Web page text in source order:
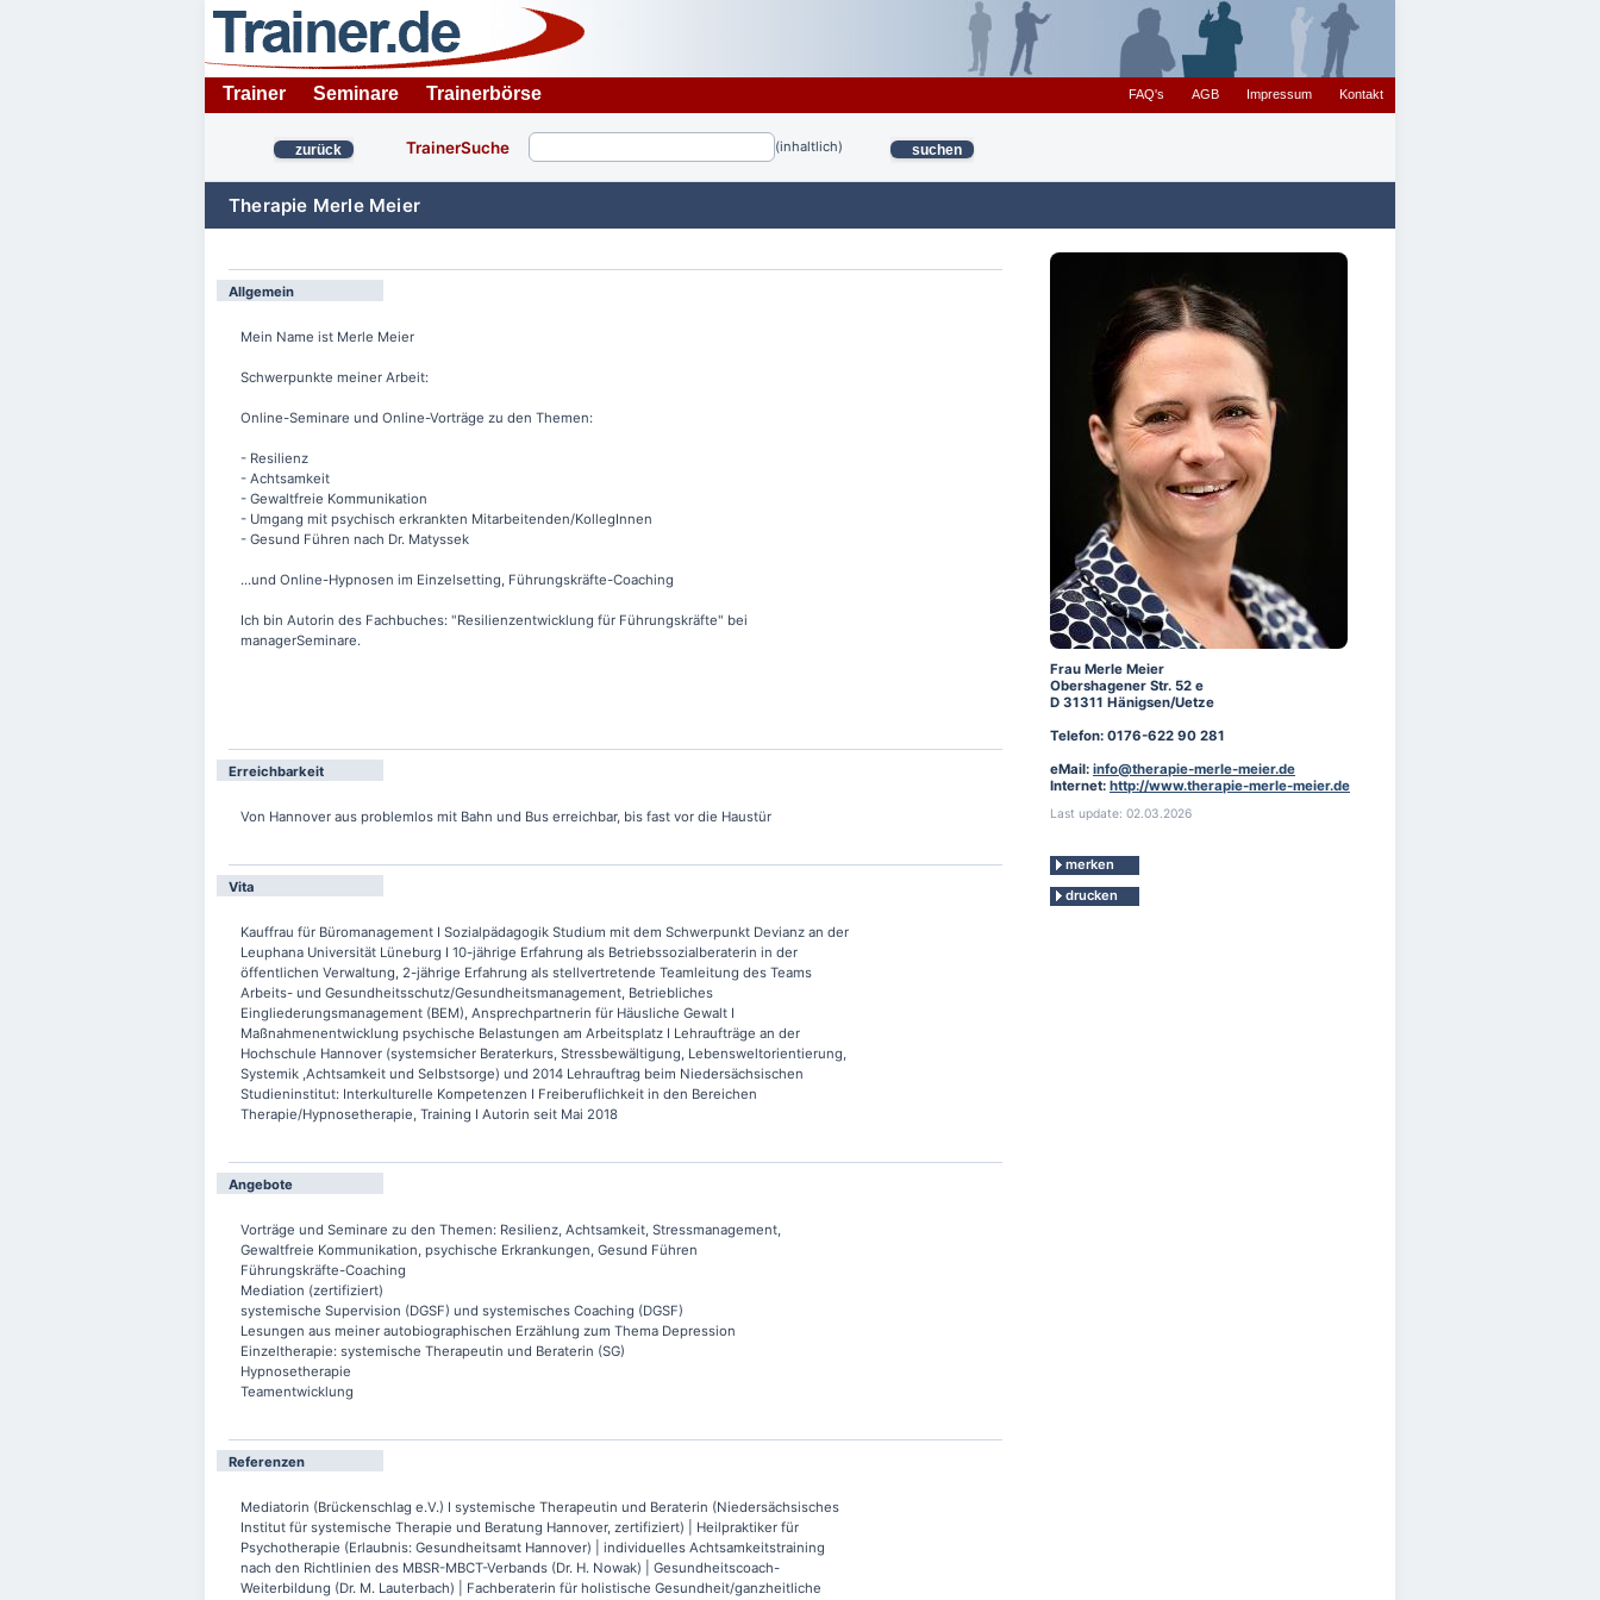
Trainer Seminare Trainerbörse FAQ's AGB Impressum Kontakt
zurück TrainerSuche (inhaltlich) suchen
Therapie Merle Meier
Allgemein
Mein Name ist Merle Meier
Schwerpunkte meiner Arbeit:
Online-Seminare und Online-Vorträge zu den Themen:
- Resilienz
- Achtsamkeit
- Gewaltfreie Kommunikation
- Umgang mit psychisch erkrankten Mitarbeitenden/KollegInnen
- Gesund Führen nach Dr. Matyssek
...und Online-Hypnosen im Einzelsetting, Führungskräfte-Coaching
Ich bin Autorin des Fachbuches: "Resilienzentwicklung für Führungskräfte" bei
managerSeminare.
Erreichbarkeit
Von Hannover aus problemlos mit Bahn und Bus erreichbar, bis fast vor die Haustür
Vita
Kauffrau für Büromanagement I Sozialpädagogik Studium mit dem Schwerpunkt Devianz an der
Leuphana Universität Lüneburg I 10-jährige Erfahrung als Betriebssozialberaterin in der
öffentlichen Verwaltung, 2-jährige Erfahrung als stellvertretende Teamleitung des Teams
Arbeits- und Gesundheitsschutz/Gesundheitsmanagement, Betriebliches
Eingliederungsmanagement (BEM), Ansprechpartnerin für Häusliche Gewalt I
Maßnahmenentwicklung psychische Belastungen am Arbeitsplatz I Lehraufträge an der
Hochschule Hannover (systemsicher Beraterkurs, Stressbewältigung, Lebensweltorientierung,
Systemik ,Achtsamkeit und Selbstsorge) und 2014 Lehrauftrag beim Niedersächsischen
Studieninstitut: Interkulturelle Kompetenzen I Freiberuflichkeit in den Bereichen
Therapie/Hypnosetherapie, Training I Autorin seit Mai 2018
Angebote
Vorträge und Seminare zu den Themen: Resilienz, Achtsamkeit, Stressmanagement,
Gewaltfreie Kommunikation, psychische Erkrankungen, Gesund Führen
Führungskräfte-Coaching
Mediation (zertifiziert)
systemische Supervision (DGSF) und systemisches Coaching (DGSF)
Lesungen aus meiner autobiographischen Erzählung zum Thema Depression
Einzeltherapie: systemische Therapeutin und Beraterin (SG)
Hypnosetherapie
Teamentwicklung
Referenzen
Mediatorin (Brückenschlag e.V.) I systemische Therapeutin und Beraterin (Niedersächsisches
Institut für systemische Therapie und Beratung Hannover, zertifiziert) | Heilpraktiker für
Psychotherapie (Erlaubnis: Gesundheitsamt Hannover) | individuelles Achtsamkeitstraining
nach den Richtlinien des MBSR-MBCT-Verbands (Dr. H. Nowak) | Gesundheitscoach-
Weiterbildung (Dr. M. Lauterbach) | Fachberaterin für holistische Gesundheit/ganzheitliche
Frau Merle Meier
Obershagener Str. 52 e
D 31311 Hänigsen/Uetze
Telefon: 0176-622 90 281
eMail: info@therapie-merle-meier.de
Internet: http://www.therapie-merle-meier.de
Last update: 02.03.2026
merken
drucken